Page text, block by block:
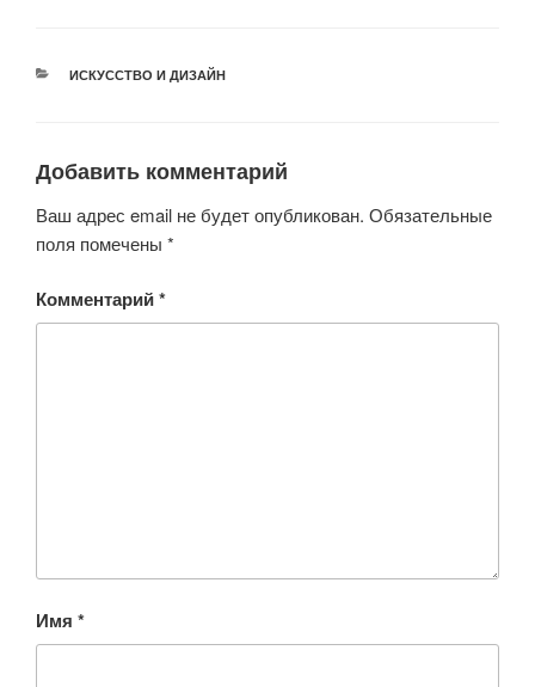
er e
o
k
s
p ss
ni
РУБРИКИ
ИСКУССТВО И ДИЗАЙН
Добавить комментарий
Ваш адрес email не будет опубликован. Обязательные
поля помечены *
Комментарий*
Имя *